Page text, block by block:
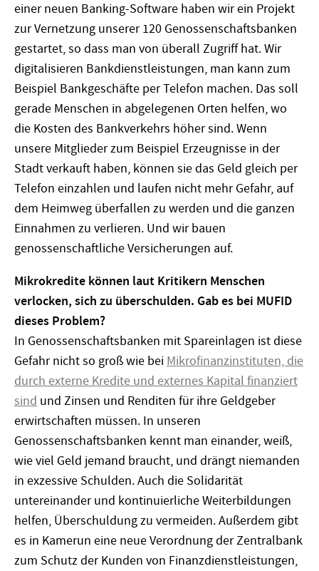
einer neuen Banking-Software haben wir ein Projekt
zur Vernetzung unserer 120 Genossenschaftsbanken
gestartet, so dass man von überall Zugriff hat. Wir
digitalisieren Bankdienstleistungen, man kann zum
Beispiel Bankgeschäfte per Telefon machen. Das soll
gerade Menschen in abgelegenen Orten helfen, wo
die Kosten des Bankverkehrs höher sind. Wenn
unsere Mitglieder zum Beispiel Erzeugnisse in der
Stadt verkauft haben, können sie das Geld gleich per
Telefon einzahlen und laufen nicht mehr Gefahr, auf
dem Heimweg überfallen zu werden und die ganzen
Einnahmen zu verlieren. Und wir bauen
genossenschaftliche Versicherungen auf.
Mikrokredite können laut Kritikern Menschen
verlocken, sich zu überschulden. Gab es bei MUFID
dieses Problem?
In Genossenschaftsbanken mit Spareinlagen ist diese
Gefahr nicht so groß wie bei Mikrofinanzinstituten, die
durch externe Kredite und externes Kapital finanziert
sind und Zinsen und Renditen für ihre Geldgeber
erwirtschaften müssen. In unseren
Genossenschaftsbanken kennt man einander, weiß,
wie viel Geld jemand braucht, und drängt niemanden
in exzessive Schulden. Auch die Solidarität
untereinander und kontinuierliche Weiterbildungen
helfen, Überschuldung zu vermeiden. Außerdem gibt
es in Kamerun eine neue Verordnung der Zentralbank
zum Schutz der Kunden von Finanzdienstleistungen,